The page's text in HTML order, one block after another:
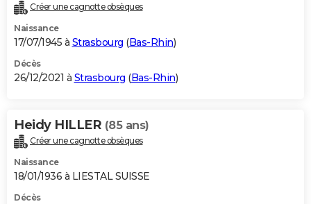
Créer une cagnotte obsèques
Naissance
17/07/1945 à Strasbourg (Bas-Rhin)
Décès
26/12/2021 à Strasbourg (Bas-Rhin)
Heidy HILLER (85 ans)
Créer une cagnotte obsèques
Naissance
18/01/1936 à LIESTAL SUISSE
Décès